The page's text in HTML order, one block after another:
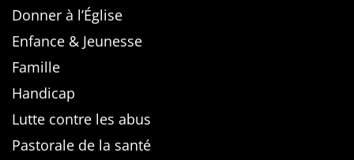
Donner à l’Église
Enfance & Jeunesse
Famille
Handicap
Lutte contre les abus
Pastorale de la santé